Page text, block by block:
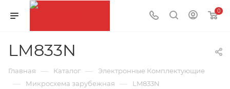
0
LM833N
Главная — Каталог — Электронные Комплектующие
— Микросхема зарубежная — LM833N